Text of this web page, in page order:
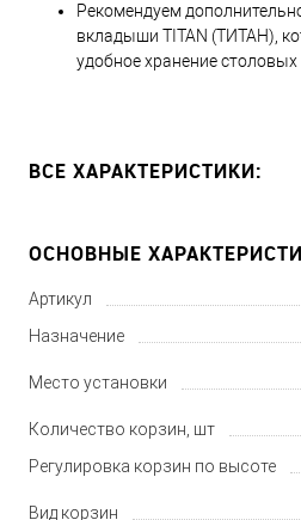
Рекомендуем
вкладыши TITAN (ТИТАН),
удобное хранение
ВСЕ ХАРАКТЕРИСТИКИ:
ОСНОВНЫЕ
Артикул
Назначение
Место установки
Количество корзин, шт
Регулировка корзин по высоте
Вид корзин